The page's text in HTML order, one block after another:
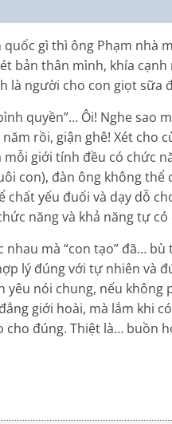
gì thì ông Phạm nhà
bản thân mình, khía
là người cho con giọt sữa
quyền”… Ôi! Nghe
rồi, giận ghê! Xét cho
giới tính đều có chức
con), đàn ông không
chất yếu đuối và dạy dỗ
năng và khả năng tự có
nhau mà “con tạo” đã…
lý đúng với tự nhiên và
yêu nói chung, nếu
giới hoài, mà lắm khi
cho đúng. Thiệt là… buồn